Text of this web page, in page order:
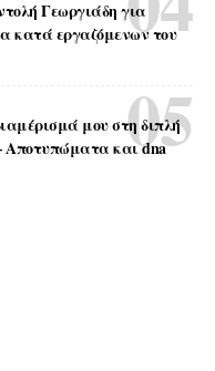
Γεωργιάδη για
κατά εργαζόμενων του
μου στη διπλή
Αποτυπώματα και dna